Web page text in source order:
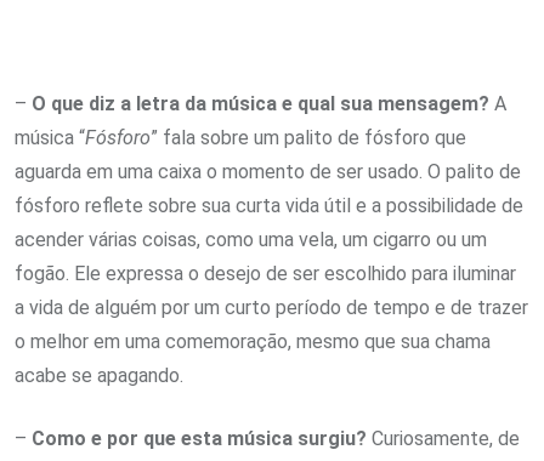
– O que diz a letra da música e qual sua mensagem? A
música “Fósforo” fala sobre um palito de fósforo que
aguarda em uma caixa o momento de ser usado. O palito de
fósforo reflete sobre sua curta vida útil e a possibilidade de
acender várias coisas, como uma vela, um cigarro ou um
fogão. Ele expressa o desejo de ser escolhido para iluminar
a vida de alguém por um curto período de tempo e de trazer
o melhor em uma comemoração, mesmo que sua chama
acabe se apagando.
– Como e por que esta música surgiu? Curiosamente, de